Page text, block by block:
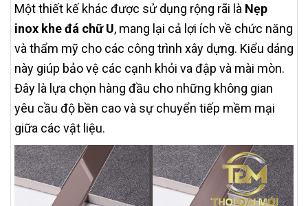
Một thiết kế khác được sử dụng rộng rãi là Nẹp
inox khe đá chữ U, mang lại cả lợi ích về chức năng
và thẩm mỹ cho các công trình xây dựng. Kiểu dáng
này giúp bảo vệ các cạnh khỏi va đập và mài mòn.
Đây là lựa chọn hàng đầu cho những không gian
yêu cầu độ bền cao và sự chuyển tiếp mềm mại
giữa các vật liệu.